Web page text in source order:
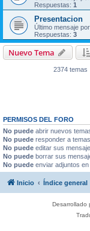
Respuestas: 1
Presentacion
Último mensaje por
Respuestas: 3
Nuevo Tema
2374 temas
PERMISOS DEL FORO
No puede abrir nuevos
No puede responder a
No puede editar sus
No puede borrar sus
No puede enviar adjuntos
Inicio Índice general
Desarrollado